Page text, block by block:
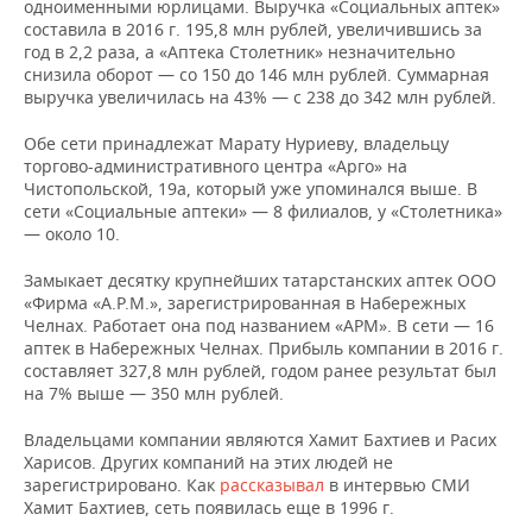
одноименными юрлицами. Выручка «Социальных аптек»
составила в 2016 г. 195,8 млн рублей, увеличившись за
год в 2,2 раза, а «Аптека Столетник» незначительно
снизила оборот — со 150 до 146 млн рублей. Суммарная
выручка увеличилась на 43% — с 238 до 342 млн рублей.
Обе сети принадлежат Марату Нуриеву, владельцу
торгово-административного центра «Арго» на
Чистопольской, 19а, который уже упоминался выше. В
сети «Социальные аптеки» — 8 филиалов, у «Столетника»
— около 10.
Замыкает десятку крупнейших татарстанских аптек ООО
«Фирма «А.Р.М.», зарегистрированная в Набережных
Челнах. Работает она под названием «АРМ». В сети — 16
аптек в Набережных Челнах. Прибыль компании в 2016 г.
составляет 327,8 млн рублей, годом ранее результат был
на 7% выше — 350 млн рублей.
Владельцами компании являются Хамит Бахтиев и Расих
Харисов. Других компаний на этих людей не
зарегистрировано. Как рассказывал в интервью СМИ
Хамит Бахтиев, сеть появилась еще в 1996 г.